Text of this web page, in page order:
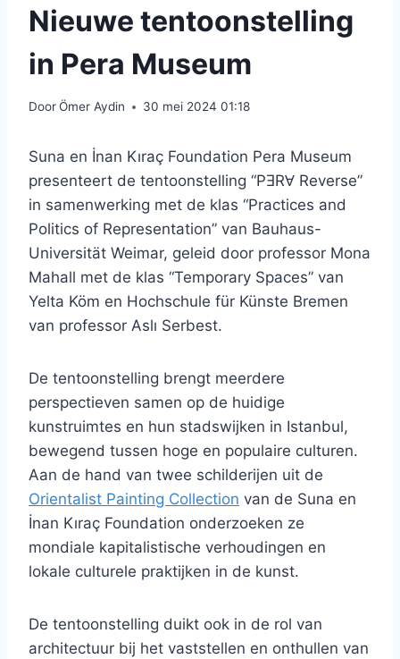
Nieuwe tentoonstelling
in Pera Museum
DoorÖmer Aydin 30 mei 2024 01:18
Suna en İnan Kıraç Foundation Pera Museum
presenteert de tentoonstelling “PƎRⱯ Reverse”
in samenwerking met de klas “Practices and
Politics of Representation” van Bauhaus-
Universität Weimar, geleid door professor Mona
Mahall met de klas “Temporary Spaces” van
Yelta Köm en Hochschule für Künste Bremen
van professor Aslı Serbest.
De tentoonstelling brengt meerdere
perspectieven samen op de huidige
kunstruimtes en hun stadswijken in Istanbul,
bewegend tussen hoge en populaire culturen.
Aan de hand van twee schilderijen uit de
Orientalist Painting Collection van de Suna en
İnan Kıraç Foundation onderzoeken ze
mondiale kapitalistische verhoudingen en
lokale culturele praktijken in de kunst.
De tentoonstelling duikt ook in de rol van
architectuur bij het vaststellen en onthullen van